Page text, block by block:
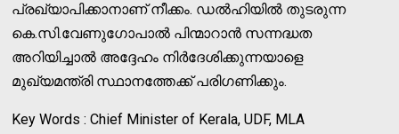
പ്രഖ്യാപിക്കാനാണ് നീക്കം. ഡൽഹിയിൽ തുടരുന്ന
കെ.സി.വേണുഗോപാൽ പിന്മാറാൻ സന്നദ്ധത
അറിയിച്ചാൽ അദ്ദേഹം നിർദേശിക്കുന്നയാളെ
മുഖ്യമന്ത്രി സ്ഥാനത്തേക്ക് പരിഗണിക്കും.
Key Words : Chief Minister of Kerala, UDF, MLA